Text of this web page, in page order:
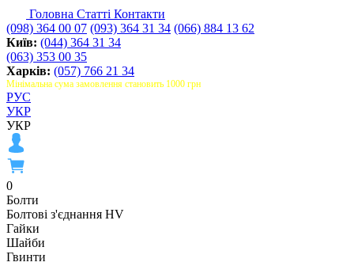
Головна Статті Контакти
(098) 364 00 07 (093) 364 31 34 (066) 884 13 62
Київ: (044) 364 31 34
(063) 353 00 35
Харків: (057) 766 21 34
Мінімальна сума замовлення становить 1000 грн
РУС
УКР
УКР
0
Болти
Болтові з'єднання HV
Гайки
Шайби
Гвинти